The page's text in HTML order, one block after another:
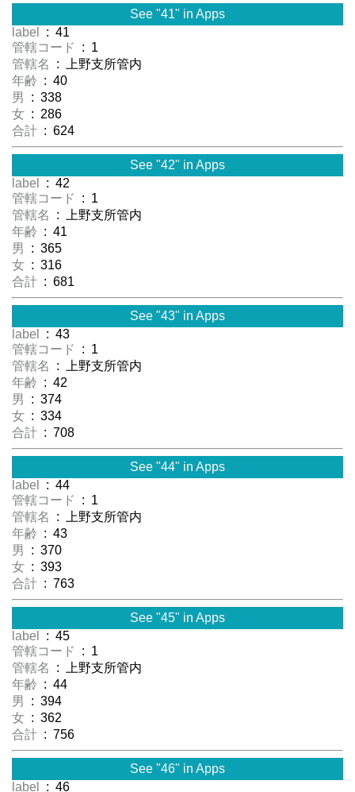
See "41" in Apps
label
: 41
管轄コード
: 1
管轄名
: 上野支所管内
年齢 : 40
男
: 338
女 : 286
合計 : 624
See "42" in Apps
label
: 42
管轄コード
: 1
管轄名
: 上野支所管内
年齢 : 41
男
: 365
女 : 316
合計 : 681
See "43" in Apps
label
: 43
管轄コード
: 1
管轄名
: 上野支所管内
年齢 : 42
男
: 374
女 : 334
合計 : 708
See "44" in Apps
label
: 44
管轄コード
: 1
管轄名
: 上野支所管内
年齢 : 43
男
: 370
女 : 393
合計 : 763
See "45" in Apps
label
: 45
管轄コード
: 1
管轄名
: 上野支所管内
年齢 : 44
男
: 394
女 : 362
合計 : 756
See "46" in Apps
label
: 46